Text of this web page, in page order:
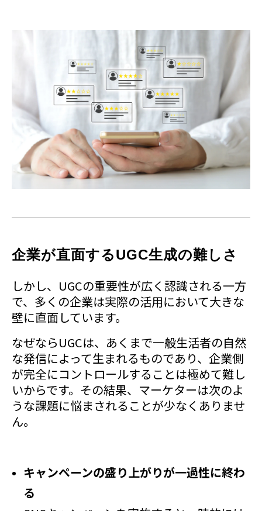
企業が直面するUGC生成の難しさ
しかし、UGCの重要性が広く認識される一方
で、多くの企業は実際の活用において大きな
壁に直面しています。
なぜならUGCは、あくまで一般生活者の自然
な発信によって生まれるものであり、企業側
が完全にコントロールすることは極めて難し
いからです。その結果、マーケターは次のよ
うな課題に悩まされることが少なくありませ
ん。
キャンペーンの盛り上がりが一過性に終わ
る